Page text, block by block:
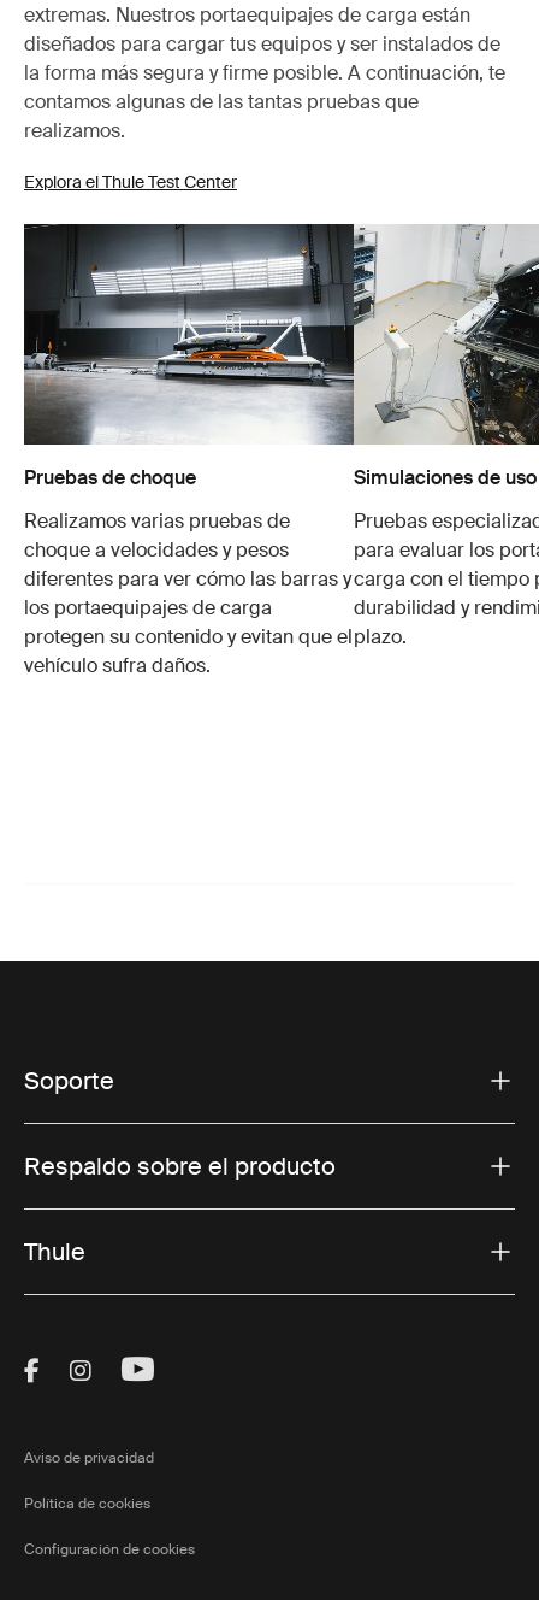
extremas. Nuestros portaequipajes de carga están
diseñados para cargar tus equipos y ser instalados de
la forma más segura y firme posible. A continuación, te
contamos algunas de las tantas pruebas que
realizamos.
Explora el Thule Test Center
Pruebas de choque
Realizamos varias pruebas de
choque a velocidades y pesos
diferentes para ver cómo las barras y
los portaequipajes de carga
protegen su contenido y evitan que el
vehículo sufra daños.
Simulaciones de
Pruebas
para evaluar los
carga con el tiempo
durabilidad y
plazo.
Soporte
Respaldo sobre el producto
Thule
Visit Thule on Facebook (external link)
Visit Thule on Instagram (external link)
Visit Thule on Youtube (external
Aviso de privacidad
Política de cookies
Configuración de cookies